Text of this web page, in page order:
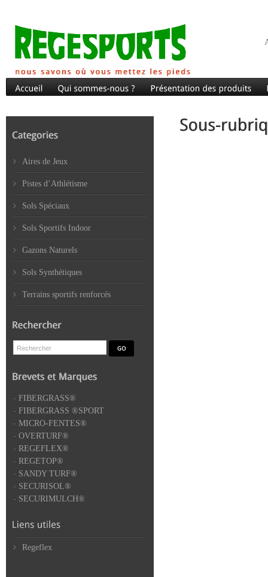
Aires de Jeux
Pistes d’Athlétisme
Sols Spéciaux
Sols Sportifs Indoor
Gazons Naturels
Sols Synthétiques
Terrains sportifs renforcés
- FIBERGRASS®
- FIBERGRASS ®SPORT
- MICRO-FENTES®
- OVERTURF®
- REGEFLEX®
- REGETOP®
- SANDY TURF®
- SECURISOL®
- SECURIMULCH®
Regeflex